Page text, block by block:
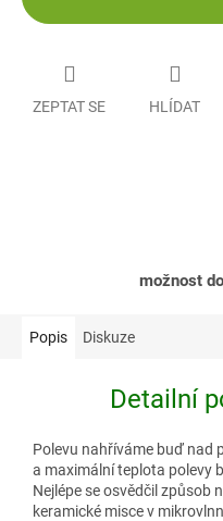
ZEPTAT SE HLÍDAT
možnost
Popis Diskuze
Detailní
Polevu nahříváme buď nad
a maximální teplota polevy
Nejlépe se osvědčil způsob
keramické misce v